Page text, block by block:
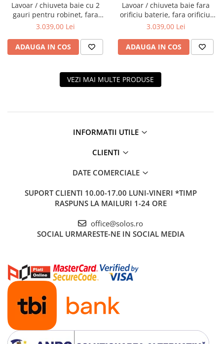
Lavoar / chiuveta baie cu 2
gauri pentru robinet, fara
orificiul preaplin 60cm |
3.039,00 Lei
ADAUGA IN COS
Lavoar / chiuveta baie fara
orificiu baterie, fara orificiul
preaplin 60cm | 7316B403-
3.039,00 Lei
ADAUGA IN COS
VEZI MAI MULTE PRODUSE
INFORMATII UTILE
CLIENTI
DATE COMERCIALE
SUPORT CLIENTI 10.00-17.00 LUNI-VINERI *TIMP
RASPUNS LA MAILURI 1-24 ORE
office@solos.ro
SOCIAL URMARESTE-NE IN SOCIAL MEDIA